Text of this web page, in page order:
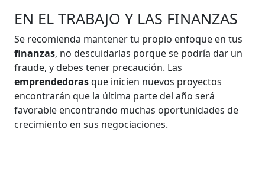
EN EL TRABAJO Y LAS FINANZAS
Se recomienda mantener tu propio enfoque en tus
finanzas, no descuidarlas porque se podría dar un
fraude, y debes tener precaución. Las
emprendedorasque inicien nuevos proyectos
encontrarán que la última parte del año será
favorable encontrando muchas oportunidades de
crecimiento en sus negociaciones.